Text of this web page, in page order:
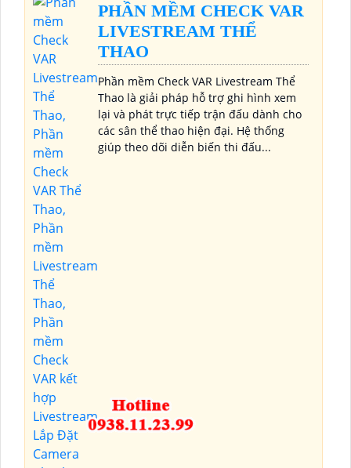
PHẦN MỀM CHECK VAR
LIVESTREAM THỂ
THAO
Phần mềm Check VAR Livestream Thể
Thao là giải pháp hỗ trợ ghi hình xem
lại và phát trực tiếp trận đấu dành cho
các sân thể thao hiện đại. Hệ thống
giúp theo dõi diễn biến thi đấu...